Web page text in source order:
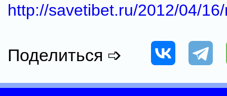
http://savetibet.ru/2012/04/
Поделиться ➩